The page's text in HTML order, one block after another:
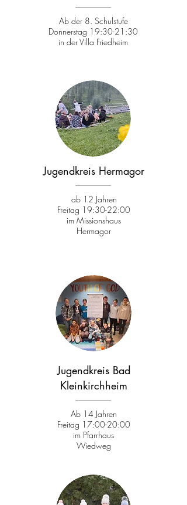
Ab der 8. Schulstufe
Donnerstag 19:30-21:30
in der Villa Friedheim
Jugendkreis Hermagor
ab 12 Jahren
Freitag 19:30-22:00
im Missionshaus
Hermagor
Jugendkreis Bad
Kleinkirchheim
Ab 14 Jahren
Freitag 17:00-20:00
im Pfarrhaus
Wiedweg